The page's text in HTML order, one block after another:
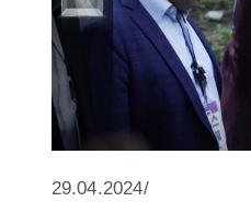
29.04.2024/